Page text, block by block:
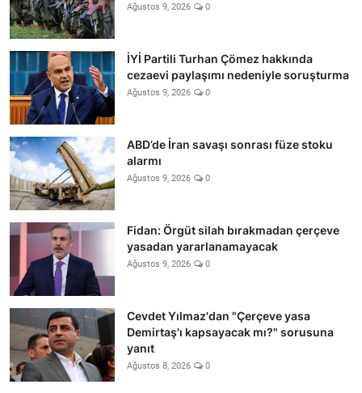
Ağustos 9, 2026 0
İYİ Partili Turhan Çömez hakkında
cezaevi paylaşımı nedeniyle soruşturma
Ağustos 9, 2026 0
ABD’de İran savaşı sonrası füze stoku
alarmı
Ağustos 9, 2026 0
Fidan: Örgüt silah bırakmadan çerçeve
yasadan yararlanamayacak
Ağustos 9, 2026 0
Cevdet Yılmaz'dan "Çerçeve yasa
Demirtaş'ı kapsayacak mı?" sorusuna
yanıt
Ağustos 8, 2026 0